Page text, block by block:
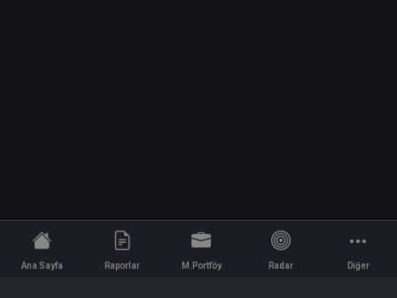
Ana Sayfa Raporlar M.Portföy Radar Diğer